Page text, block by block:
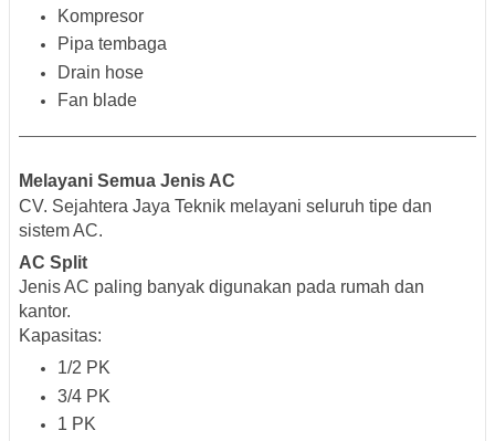
Kompresor
Pipa tembaga
Drain hose
Fan blade
Melayani Semua Jenis AC
CV. Sejahtera Jaya Teknik melayani seluruh tipe dan
sistem AC.
AC Split
Jenis AC paling banyak digunakan pada rumah dan
kantor.
Kapasitas:
1/2 PK
3/4 PK
1 PK